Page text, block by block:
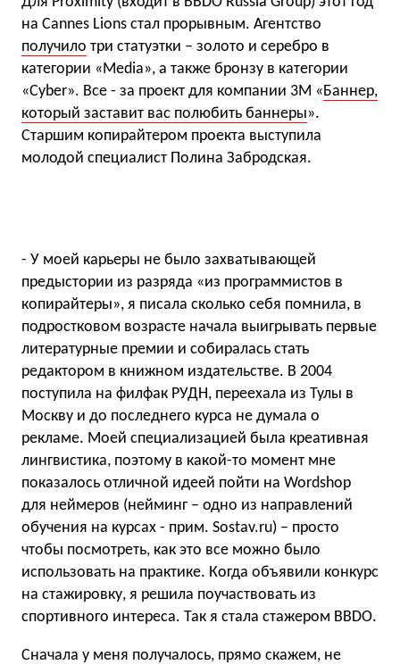
на Cannes Lions стал прорывным. Агентство
получило три статуэтки – золото и серебро в
категории «Media», а также бронзу в категории
«Cyber». Все - за проект для компании 3М «Баннер,
который заставит вас полюбить баннеры».
Старшим копирайтером проекта выступила
молодой специалист Полина Забродская.
- У моей карьеры не было захватывающей
предыстории из разряда «из программистов в
копирайтеры», я писала сколько себя помнила, в
подростковом возрасте начала выигрывать первые
литературные премии и собиралась стать
редактором в книжном издательстве. В 2004
поступила на филфак РУДН, переехала из Тулы в
Москву и до последнего курса не думала о
рекламе. Моей специализацией была креативная
лингвистика, поэтому в какой-то момент мне
показалось отличной идеей пойти на Wordshop
для неймеров (нейминг – одно из направлений
обучения на курсах - прим. Sostav.ru) – просто
чтобы посмотреть, как это все можно было
использовать на практике. Когда объявили конкурс
на стажировку, я решила поучаствовать из
спортивного интереса. Так я стала стажером BBDO.
Сначала у меня получалось, прямо скажем, не